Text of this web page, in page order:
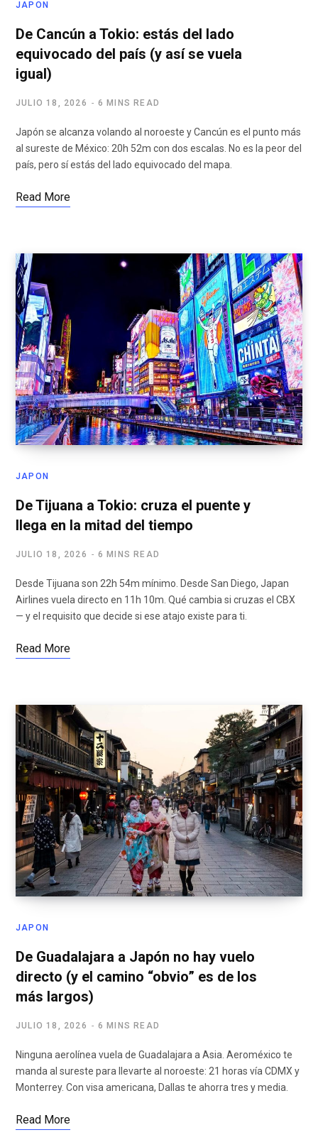
JAPON
De Cancún a Tokio: estás del lado
equivocado del país (y así se vuela
igual)
JULIO 18, 2026 6 MINS READ
Japón se alcanza volando al noroeste y Cancún es el punto más
al sureste de México: 20h 52m con dos escalas. No es la peor del
país, pero sí estás del lado equivocado del mapa.
Read More
JAPON
De Tijuana a Tokio: cruza el puente y
llega en la mitad del tiempo
JULIO 18, 2026 6 MINS READ
Desde Tijuana son 22h 54m mínimo. Desde San Diego, Japan
Airlines vuela directo en 11h 10m. Qué cambia si cruzas el CBX
— y el requisito que decide si ese atajo existe para ti.
Read More
JAPON
De Guadalajara a Japón no hay vuelo
directo (y el camino “obvio” es de los
más largos)
JULIO 18, 2026 6 MINS READ
Ninguna aerolínea vuela de Guadalajara a Asia. Aeroméxico te
manda al sureste para llevarte al noroeste: 21 horas vía CDMX y
Monterrey. Con visa americana, Dallas te ahorra tres y media.
Read More